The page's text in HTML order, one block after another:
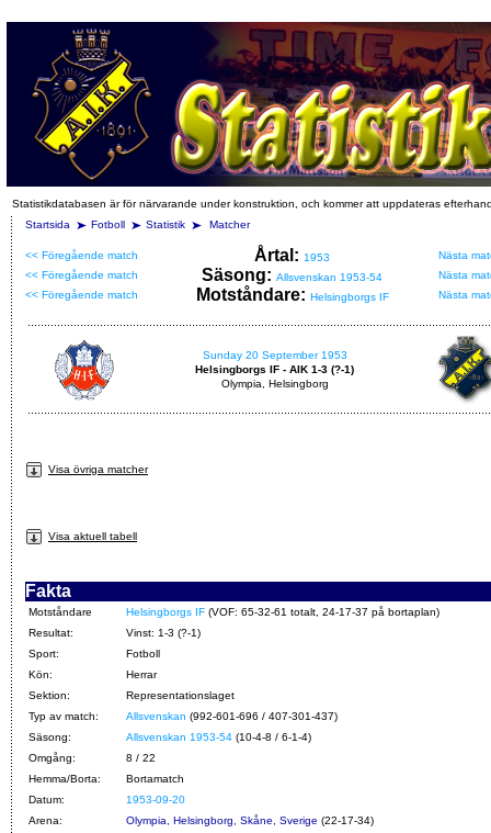
Statistikdatabasen är för närvarande under konstruktion, och kommer att uppdateras
Startsida
Fotboll Statistik Matcher
<< Föregående match Årtal: 1953
Nästa
<< Föregående match
Säsong: Allsvenskan 1953-54
Nästa
<< Föregående match
Motståndare: Helsingborgs IF Nästa
Sunday 20 September 1953
Helsingborgs IF - AIK 1-3 (?-1)
Olympia, Helsingborg
Visa övriga matcher
Visa aktuell tabell
Fakta
Motståndare Helsingborgs IF (VOF: 65-32-61 totalt, 24-17-37 på bortaplan)
Resultat:
Vinst: 1-3 (?-1)
Sport:
Fotboll
Kön:
Herrar
Sektion:
Representationslaget
Typ av match:
Allsvenskan (992-601-696 / 407-301-437)
Säsong:
Allsvenskan 1953-54 (10-4-8 / 6-1-4)
Omgång:
8 / 22
Hemma/Borta:
Bortamatch
Datum:
1953-09-20
Arena:
Olympia, Helsingborg, Skåne, Sverige (22-17-34)